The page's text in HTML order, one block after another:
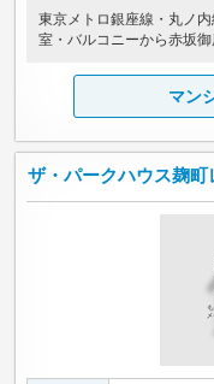
東京メトロ銀座線・丸ノ
室・バルコニーから赤坂御
マン
ザ・パークハウス麹町